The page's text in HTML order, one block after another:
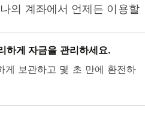
의 계좌에서 언제든 이용할
하게 자금을 관리하세요.
게 보관하고 몇 초 만에 환전하